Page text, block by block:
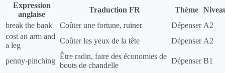
Expression
anglaise
Traduction FR Thème
break the bank
Coûter une fortune, ruiner Dépenser A2
cost an arm and
a leg
Coûter les yeux de la tête Dépenser A2
penny-pinching
Être radin, faire des économies de
bouts de chandelle
Dépenser B1